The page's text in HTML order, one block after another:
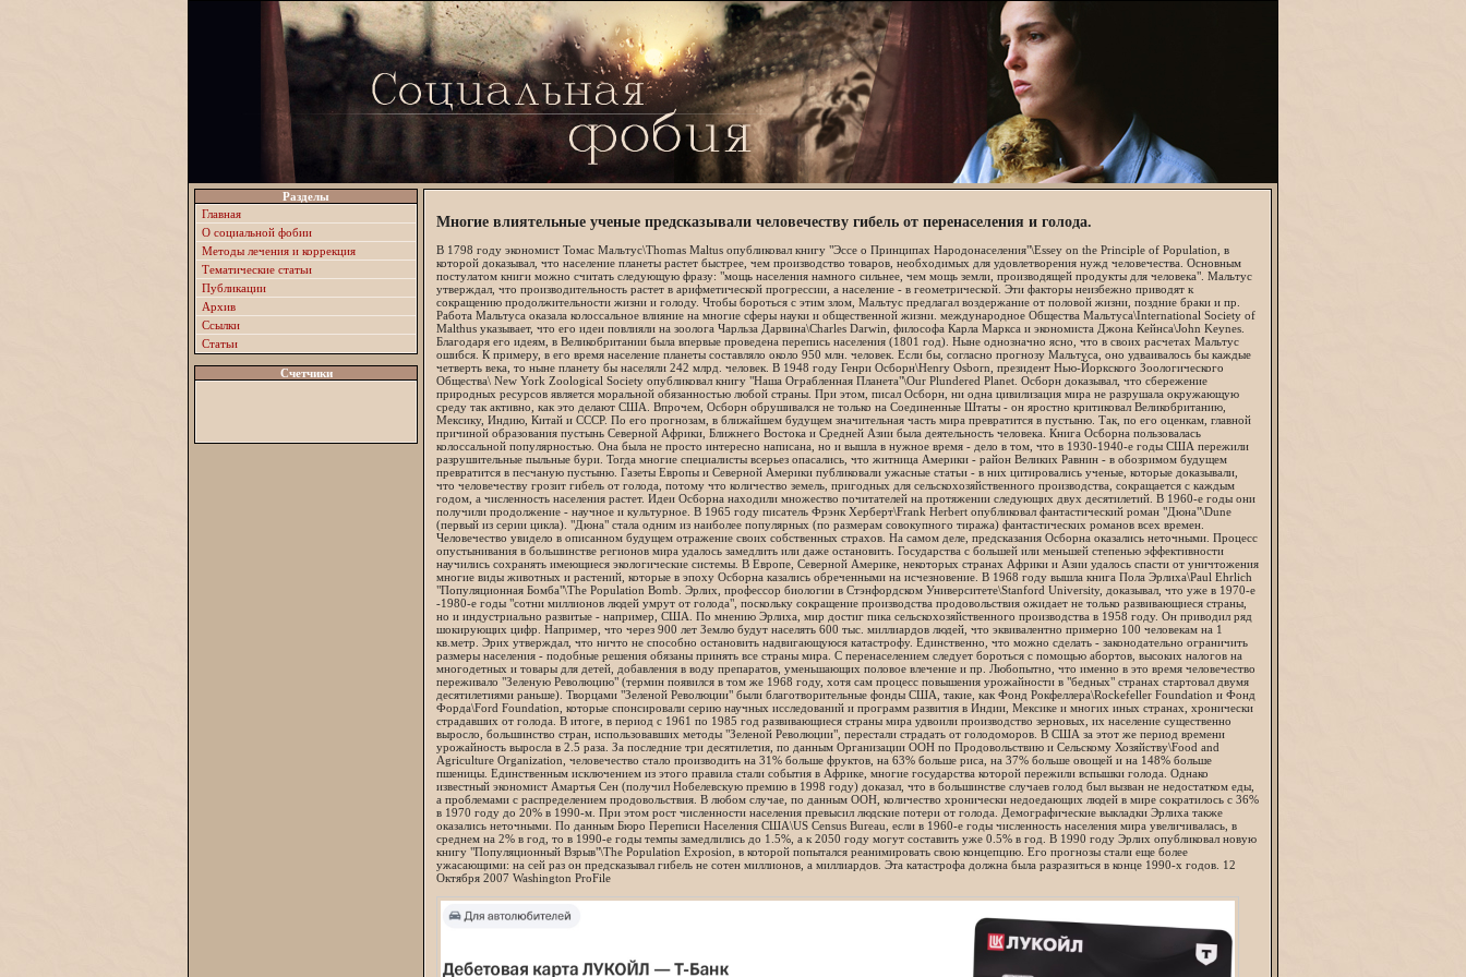
Разделы
Главная
О социальной фобии
Методы лечения и коррекция
Тематические статьи
Публикации
Архив
Ссылки
Статьи
Счетчики
Многие влиятельные ученые предсказывали человечеству гибель от перенаселения и голода.
В 1798 году экономист Томас Мальтус\Thomas Maltus опубликовал книгу "Эссе о Принципах Народонаселения"\Essey on the Principle of Population, в
которой доказывал, что население планеты растет быстрее, чем производство товаров, необходимых для удовлетворения нужд человечества. Основным
постулатом книги можно считать следующую фразу: "мощь населения намного сильнее, чем мощь земли, производящей продукты для человека". Мальтус
утверждал, что производительность растет в арифметической прогрессии, а население - в геометрической. Эти факторы неизбежно приводят к
сокращению продолжительности жизни и голоду. Чтобы бороться с этим злом, Мальтус предлагал воздержание от половой жизни, поздние браки и пр.
Работа Мальтуса оказала колоссальное влияние на многие сферы науки и общественной жизни. международное Общества Мальтуса\International Society of
Malthus указывает, что его идеи повлияли на зоолога Чарльза Дарвина\Charles Darwin, философа Карла Маркса и экономиста Джона Кейнса\John Keynes.
Благодаря его идеям, в Великобритании была впервые проведена перепись населения (1801 год). Ныне однозначно ясно, что в своих расчетах Мальтус
ошибся. К примеру, в его время население планеты составляло около 950 млн. человек. Если бы, согласно прогнозу Мальтуса, оно удваивалось бы каждые
четверть века, то ныне планету бы населяли 242 млрд. человек. В 1948 году Генри Осборн\Henry Osborn, президент Нью-Йоркского Зоологического
Общества\ New York Zoological Society опубликовал книгу "Наша Ограбленная Планета"\Our Plundered Planet. Осборн доказывал, что сбережение
природных ресурсов является моральной обязанностью любой страны. При этом, писал Осборн, ни одна цивилизация мира не разрушала окружающую
среду так активно, как это делают США. Впрочем, Осборн обрушивался не только на Соединенные Штаты - он яростно критиковал Великобританию,
Мексику, Индию, Китай и СССР. По его прогнозам, в ближайшем будущем значительная часть мира превратится в пустыню. Так, по его оценкам, главной
причиной образования пустынь Северной Африки, Ближнего Востока и Средней Азии была деятельность человека. Книга Осборна пользовалась
колоссальной популярностью. Она была не просто интересно написана, но и вышла в нужное время - дело в том, что в 1930-1940-е годы США пережили
разрушительные пыльные бури. Тогда многие специалисты всерьез опасались, что житница Америки - район Великих Равнин - в обозримом будущем
превратится в песчаную пустыню. Газеты Европы и Северной Америки публиковали ужасные статьи - в них цитировались ученые, которые доказывали,
что человечеству грозит гибель от голода, потому что количество земель, пригодных для сельскохозяйственного производства, сокращается с каждым
годом, а численность населения растет. Идеи Осборна находили множество почитателей на протяжении следующих двух десятилетий. В 1960-е годы они
получили продолжение - научное и культурное. В 1965 году писатель Фрэнк Херберт\Frank Herbert опубликовал фантастический роман "Дюна"\Dune
(первый из серии цикла). "Дюна" стала одним из наиболее популярных (по размерам совокупного тиража) фантастических романов всех времен.
Человечество увидело в описанном будущем отражение своих собственных страхов. На самом деле, предсказания Осборна оказались неточными. Процесс
опустынивания в большинстве регионов мира удалось замедлить или даже остановить. Государства с большей или меньшей степенью эффективности
научились сохранять имеющиеся экологические системы. В Европе, Северной Америке, некоторых странах Африки и Азии удалось спасти от уничтожения
многие виды животных и растений, которые в эпоху Осборна казались обреченными на исчезновение. В 1968 году вышла книга Пола Эрлиха\Paul Ehrlich
"Популяционная Бомба"\The Population Bomb. Эрлих, профессор биологии в Стэнфордском Университете\Stanford University, доказывал, что уже в 1970-е
-1980-е годы "сотни миллионов людей умрут от голода", поскольку сокращение производства продовольствия ожидает не только развивающиеся страны,
но и индустриально развитые - например, США. По мнению Эрлиха, мир достиг пика сельскохозяйственного производства в 1958 году. Он приводил ряд
шокирующих цифр. Например, что через 900 лет Землю будут населять 600 тыс. миллиардов людей, что эквивалентно примерно 100 человекам на 1
кв.метр. Эрих утверждал, что ничто не способно остановить надвигающуюся катастрофу. Единственно, что можно сделать - законодательно ограничить
размеры населения - подобные решения обязаны принять все страны мира. С перенаселением следует бороться с помощью абортов, высоких налогов на
многодетных и товары для детей, добавления в воду препаратов, уменьшающих половое влечение и пр. Любопытно, что именно в это время человечество
переживало "Зеленую Революцию" (термин появился в том же 1968 году, хотя сам процесс повышения урожайности в "бедных" странах стартовал двумя
десятилетиями раньше). Творцами "Зеленой Революции" были благотворительные фонды США, такие, как Фонд Рокфеллера\Rockefeller Foundation и Фонд
Форда\Ford Foundation, которые спонсировали серию научных исследований и программ развития в Индии, Мексике и многих иных странах, хронически
страдавших от голода. В итоге, в период с 1961 по 1985 год развивающиеся страны мира удвоили производство зерновых, их население существенно
выросло, большинство стран, использовавших методы "Зеленой Революции", перестали страдать от голодоморов. В США за этот же период времени
урожайность выросла в 2.5 раза. За последние три десятилетия, по данным Организации ООН по Продовольствию и Сельскому Хозяйству\Food and
Agriculture Organization, человечество стало производить на 31% больше фруктов, на 63% больше риса, на 37% больше овощей и на 148% больше
пшеницы. Единственным исключением из этого правила стали события в Африке, многие государства которой пережили вспышки голода. Однако
известный экономист Амартья Сен (получил Нобелевскую премию в 1998 году) доказал, что в большинстве случаев голод был вызван не недостатком еды,
а проблемами с распределением продовольствия. В любом случае, по данным ООН, количество хронически недоедающих людей в мире сократилось с 36%
в 1970 году до 20% в 1990-м. При этом рост численности населения превысил людские потери от голода. Демографические выкладки Эрлиха также
оказались неточными. По данным Бюро Переписи Населения США\US Census Bureau, если в 1960-е годы численность населения мира увеличивалась, в
среднем на 2% в год, то в 1990-е годы темпы замедлились до 1.5%, а к 2050 году могут составить уже 0.5% в год. В 1990 году Эрлих опубликовал новую
книгу "Популяционный Взрыв"\The Population Exposion, в которой попытался реанимировать свою концепцию. Его прогнозы стали еще более
ужасающими: на сей раз он предсказывал гибель не сотен миллионов, а миллиардов. Эта катастрофа должна была разразиться в конце 1990-х годов. 12
Октября 2007 Washington ProFile